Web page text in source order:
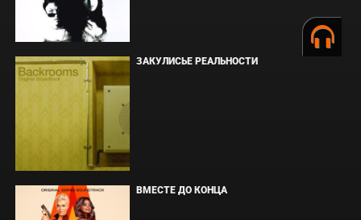
ЗАКУЛИСЬЕ РЕАЛЬНОСТИ
ВМЕСТЕ ДО КОНЦА